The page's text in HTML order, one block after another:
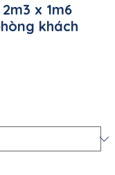
x 1m6
khách